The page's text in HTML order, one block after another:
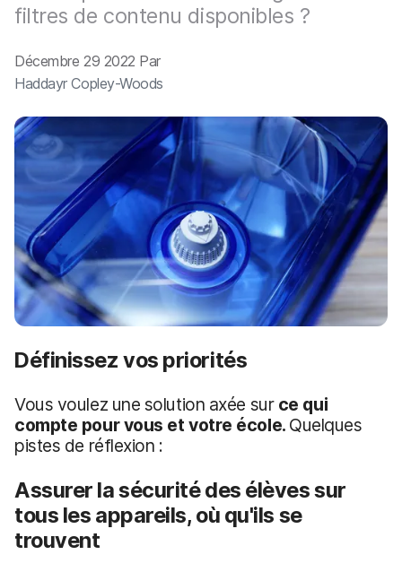
filtres de contenu disponibles ?
Décembre 29 2022 Par
Haddayr Copley-Woods
Définissez vos priorités
Vous voulez une solution axée sur ce qui
compte pour vous et votre école. Quelques
pistes de réflexion :
Assurer la sécurité des élèves sur
tous les appareils, où qu'ils se
trouvent